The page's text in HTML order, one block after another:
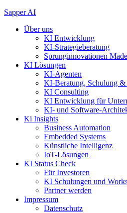
Zum
springen
Sapper AI
Über uns
KI Entwicklung
KI-Strategieberatung
Sprunginnovationen
KI Lösungen
KI-Agenten
KI-Beratung, Schulung &
KI Consulting
KI Entwicklung für
KI- und Software-
Ki Insights
Business Automation
Embedded Systems
Künstliche Intelligenz
IoT-Lösungen
KI Status Check
Für Investoren
KI Schulungen und
Partner werden
Impressum
Datenschutz